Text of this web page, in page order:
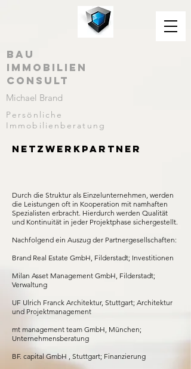
Bau
Immobilien
Consult
Persönliche
Immobilienberatung
Michael Brand
Netzwerkpartner
Durch die Struktur als Einzelunternehmen, werden
die Leistungen oft in Kooperation mit namhaften
Spezialisten erbracht. Hierdurch werden Qualität
und Kontinuität in jeder Projektphase sichergestellt.
Nachfolgend ein Auszug der Partnergesellschaften:
Brand Real Estate GmbH, Filderstadt; Investitionen
Milan Asset Management GmbH, Filderstadt;
Verwaltung
UF Ulrich Franck Architektur, Stuttgart; Architektur
und Projektmanagement
mt management team GmbH, München;
Unternehmensberatung
BF. capital GmbH , Stuttgart; Finanzierung